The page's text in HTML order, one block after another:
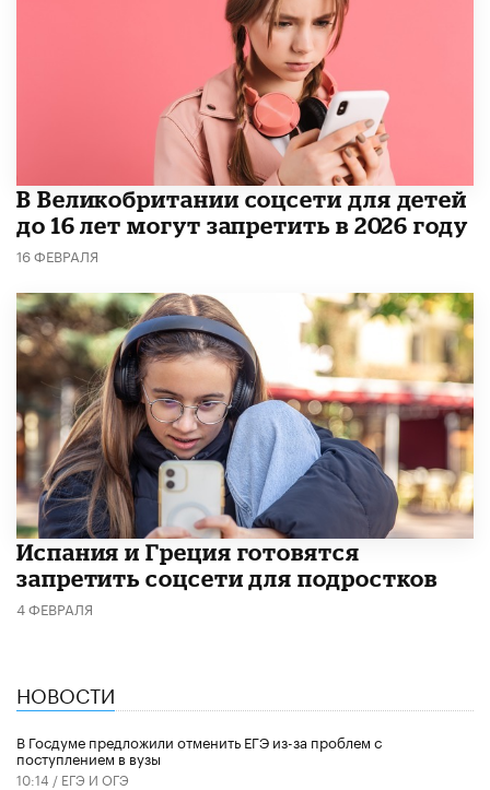
В Великобритании соцсети для детей
до 16 лет могут запретить в 2026 году
16 ФЕВРАЛЯ
Испания и Греция готовятся
запретить соцсети для подростков
4 ФЕВРАЛЯ
НОВОСТИ
В Госдуме предложили отменить ЕГЭ из-за проблем с
поступлением в вузы
10:14 / ЕГЭ И ОГЭ